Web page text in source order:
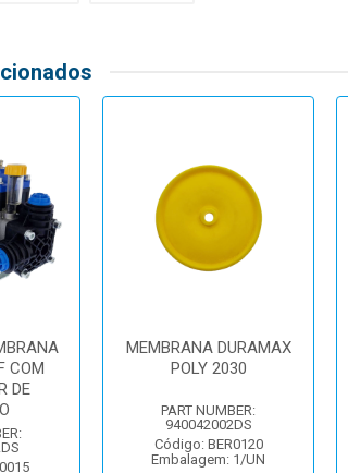
COM
DE
MEMBRANA DURAMAX
POLY 2030
PART NUMBER:
940042002DS
Código: BER0120
Embalagem: 1/UN